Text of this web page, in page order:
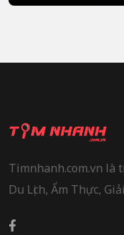
Timnhanh.com.vn là
Du Lịch, Ẩm Thực,